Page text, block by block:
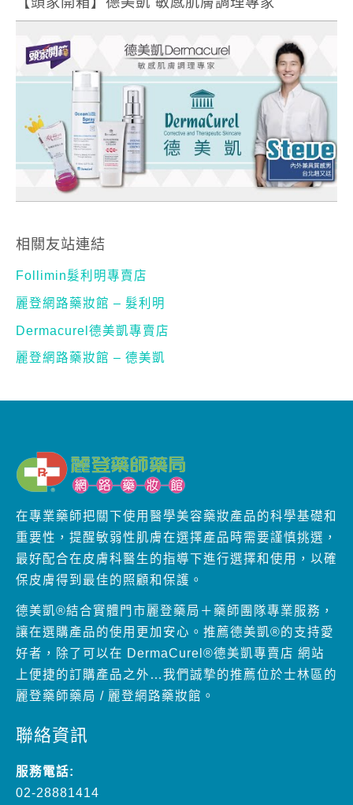
相關友站連結
麗登網路藥妝館 – 髮利明
Dermacurel德美凱專賣店
麗登網路藥妝館 – 德美凱
在專業藥師把關下使用醫學美容藥妝產品的科學基礎和
重要性，提醒敏弱性肌膚在選擇產品時需要謹慎挑選，
最好配合在皮膚科醫生的指導下進行選擇和使用，以確
保皮膚得到最佳的照顧和保護。
德美凱®結合實體門市麗登藥局＋藥師團隊專業服務，
讓在選購產品的使用更加安心。推薦德美凱®的支持愛
上便捷的訂購產品之外…我們誠摯的推薦位於士林區的
麗登藥師藥局 / 麗登網路藥妝館。
聯絡資訊
02-28881414
門市地址: